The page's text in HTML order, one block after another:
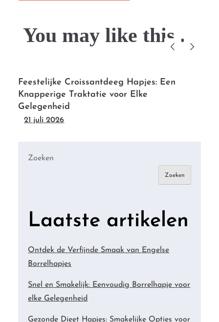
You may like this....
Feestelijke Croissantdeeg Hapjes: Een
Knapperige Traktatie voor Elke
Gelegenheid
21 juli 2026
Zoeken
Zoeken
Laatste artikelen
Ontdek de Verfijnde Smaak van Engelse
Borrelhapjes
Snel en Smakelijk: Eenvoudig Borrelhapje voor
elke Gelegenheid
Gezonde Dieet Hapjes: Smakelijke Opties voor